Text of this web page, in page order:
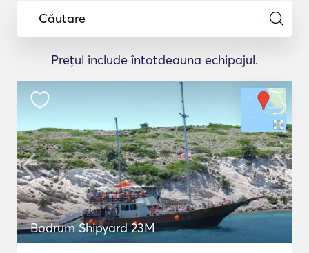
Căutare
Prețul include întotdeauna echipajul.
Bodrum Shipyard 23M